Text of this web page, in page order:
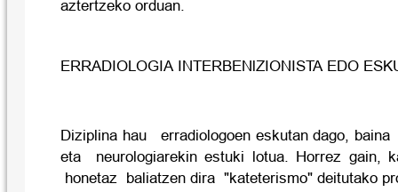
aztertzeko orduan.
ERRADIOLOGIA INTERBENlZIONISTA EDO
Diziplina hau erradiologoen eskutan dago,
eta neurologiarekin estuki lotua. Horrez gain,
honetaz baliatzen dira "kateterismo" deitutako